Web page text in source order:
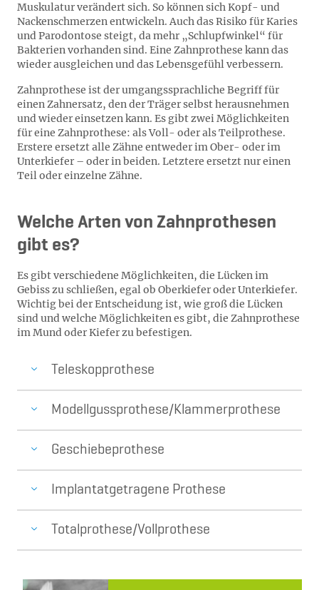
Muskulatur verändert sich. So können sich Kopf- und
Nackenschmerzen entwickeln. Auch das Risiko für Karies
und Parodontose steigt, da mehr „Schlupfwinkel“ für
Bakterien vorhanden sind. Eine Zahnprothese kann das
wieder ausgleichen und das Lebensgefühl verbessern.
Zahnprothese ist der umgangssprachliche Begriff für
einen Zahnersatz, den der Träger selbst herausnehmen
und wieder einsetzen kann. Es gibt zwei Möglichkeiten
für eine Zahnprothese: als Voll- oder als Teilprothese.
Erstere ersetzt alle Zähne entweder im Ober- oder im
Unterkiefer – oder in beiden. Letztere ersetzt nur einen
Teil oder einzelne Zähne.
Welche Arten von Zahnprothesen
gibt es?
Es gibt verschiedene Möglichkeiten, die Lücken im
Gebiss zu schließen, egal ob Oberkiefer oder Unterkiefer.
Wichtig bei der Entscheidung ist, wie groß die Lücken
sind und welche Möglichkeiten es gibt, die Zahnprothese
im Mund oder Kiefer zu befestigen.
Teleskopprothese
Modellgussprothese/Klammerprothese
Geschiebeprothese
Implantatgetragene Prothese
Totalprothese/Vollprothese